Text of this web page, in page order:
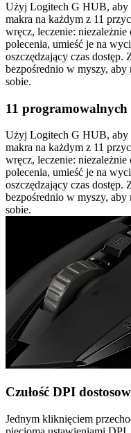
Użyj Logitech G HUB, aby
makra na każdym z 11
wręcz, leczenie:
polecenia, umieść je na
oszczędzający czas
bezpośrednio w myszy,
sobie.
11
Użyj Logitech G HUB, aby
makra na każdym z 11
wręcz, leczenie:
polecenia, umieść je na
oszczędzający czas
bezpośrednio w myszy,
sobie.
Czułość DPI
Jednym kliknięciem